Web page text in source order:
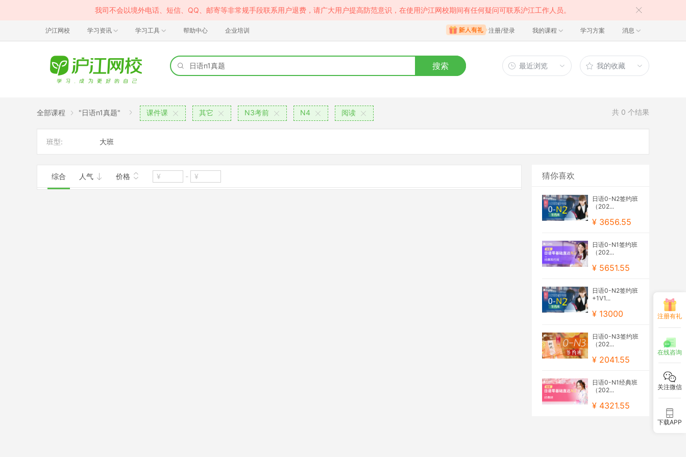
我司不会以境外电话、短信、QQ、邮寄等非常规手段联系用户退费，请广大用户提高防范意识，在使用沪江网校期间有任何疑问可联系沪江工作人员。
沪江网校 学习资讯 学习工具 帮助中心 企业培训 注册/登录 我的课程 学习方案 消息
搜索 最近浏览 我的收藏
全部课程 "日语n1真题" 课件课 其它 N3考前 N4 阅读 共 0 个结果
班型: 大班
综合 人气 价格 - 猜你喜欢
日语0-N2签约班
（202...
¥ 3656.55
日语0-N1签约班
（202...
¥ 5651.55
日语0-N2签约班
+1V1...
¥ 13000
日语0-N3签约班
（202...
¥ 2041.55
日语0-N1经典班
（202...
¥ 4321.55
注册有礼
在线咨询
关注微信
下载APP